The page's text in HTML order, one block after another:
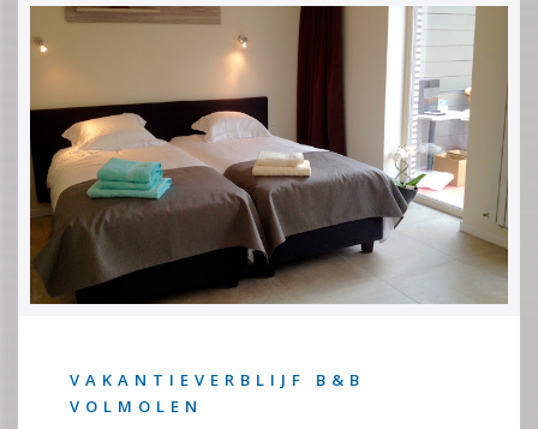
VAKANTIEVERBLIJF B&B
VOLMOLEN